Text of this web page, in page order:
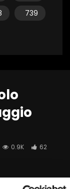
739
0.9K
62